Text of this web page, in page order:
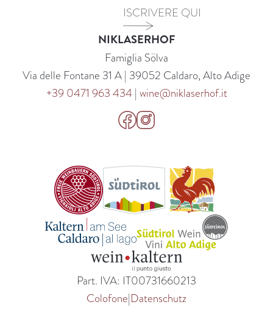
ISCRIVERE QUI
NIKLASERHOF
Famiglia Sölva
Via delle Fontane 31 A | 39052 Caldaro, Alto Adige
+39 0471 963 434 | wine@niklaserhof.it
Part. IVA: IT00731660213
Colofone|Datenschutz